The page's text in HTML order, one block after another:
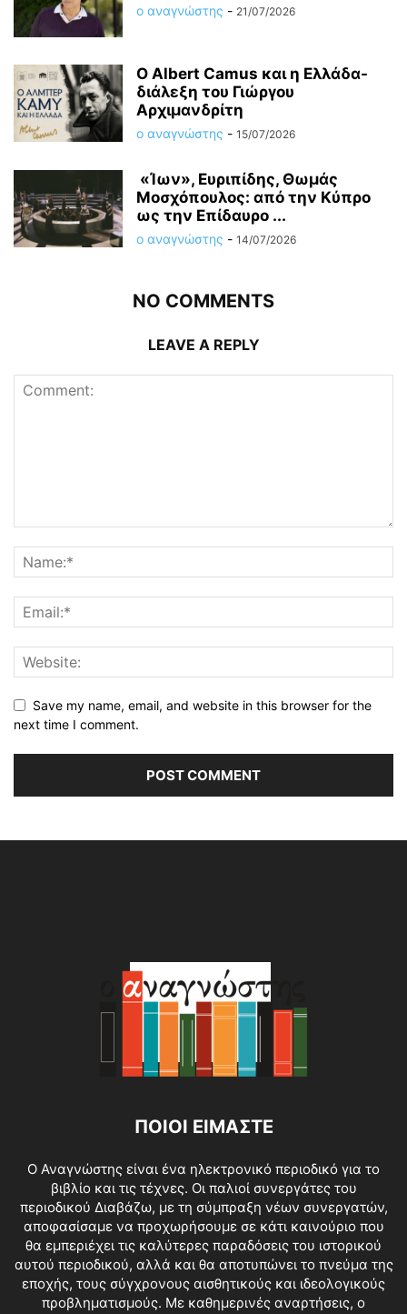
ο αναγνώστης - 21/07/2026
O Albert Camus και η Ελλάδα-
διάλεξη του Γιώργου
Αρχιμανδρίτη
ο αναγνώστης - 15/07/2026
«Ίων», Ευριπίδης, Θωμάς
Μοσχόπουλος: από την Κύπρο
ως την Επίδαυρο ...
ο αναγνώστης - 14/07/2026
NO COMMENTS
LEAVE A REPLY
Save my name, email, and website in this browser for the
next time I comment.
ΠΟΙΟΙ ΕΙΜΑΣΤΕ
O Αναγνώστης είναι ένα ηλεκτρονικό περιοδικό για το
βιβλίο και τις τέχνες. Οι παλιοί συνεργάτες του
περιοδικού Διαβάζω, με τη σύμπραξη νέων συνεργατών,
αποφασίσαμε να προχωρήσουμε σε κάτι καινούριο που
θα εμπεριέχει τις καλύτερες παραδόσεις του ιστορικού
αυτού περιοδικού, αλλά και θα αποτυπώνει το πνεύμα της
εποχής, τους σύγχρονους αισθητικούς και ιδεολογικούς
προβληματισμούς. Με καθημερινές αναρτήσεις, ο